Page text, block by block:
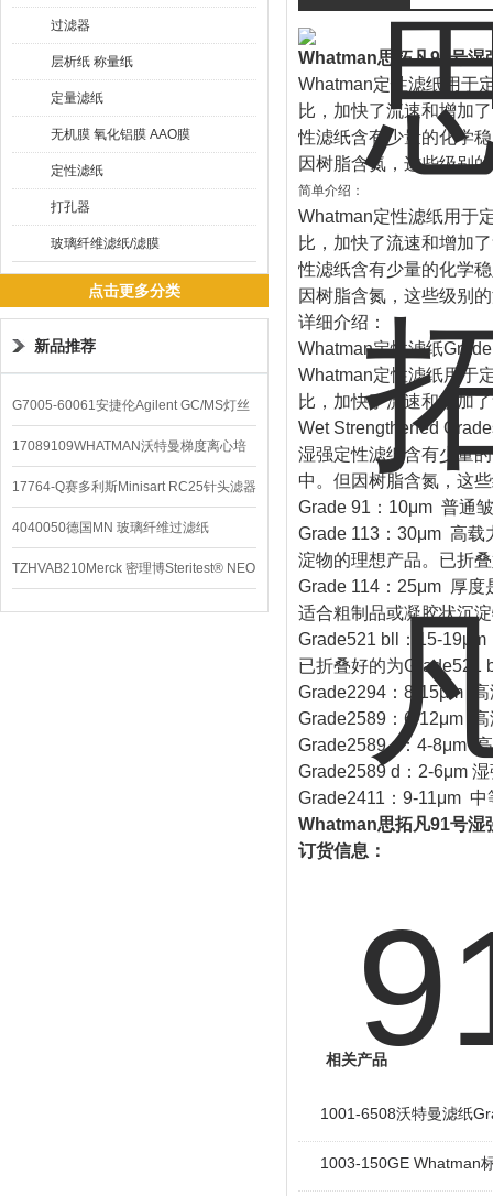
过滤器
层析纸 称量纸
定量滤纸
无机膜 氧化铝膜 AAO膜
定性滤纸
打孔器
玻璃纤维滤纸/滤膜
点击更多分类
新品推荐
G7005-60061安捷伦Agilent GC/MS灯丝
配件
17089109WHATMAN沃特曼梯度离心培
养基
17764-Q赛多利斯Minisart RC25针头滤器
4040050德国MN 玻璃纤维过滤纸
TZHVAB210Merck 密理博Steritest® NEO
设备
Whatman思拓凡91号湿
Whatman定性滤纸用于
比，加快了流速和增加
性滤纸含有少量的化学
因树脂含氮，这些级别
简单介绍：
Whatman定性滤纸用于
比，加快了流速和增加
性滤纸含有少量的化学
因树脂含氮，这些级别
详细介绍：
Whatman定性滤纸
Whatman定性滤纸用于
比，加快了流速和增加
Wet Strengthened
湿强定性滤纸含有少量
中。但因树脂含氮，这
Grade 91：10μm 普通
Grade 113：30μm 高载
淀物的理想产品。已折
Grade 114：25μm 厚度
适合粗制品或凝胶状沉
Grade521 bll：15-
已折叠好的为Grade521
Grade2294：8-15μm
Grade2589：6-12μm
Grade2589 c：4-8μm
Grade2589 d：2-6μm
Grade2411：9-11μm
Whatman思拓凡91号湿
订货信息：
相关产品
1001-6508沃特曼滤纸
1003-150GE Whatman